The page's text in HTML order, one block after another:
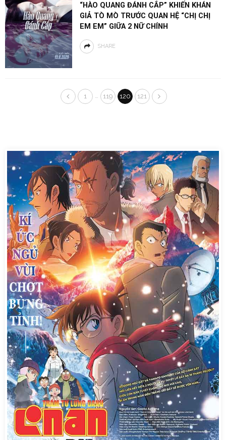
“HÀO QUANG ĐÁNH CẮP” KHIẾN KHÁN
GIẢ TÒ MÒ TRƯỚC QUAN HỆ “CHỊ CHỊ
EM EM” GIỮA 2 NỮ CHÍNH
SHARE
1 119 120 121